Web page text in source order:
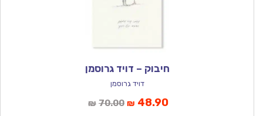
חיבוק – דויד גרוסמן
דויד גרוסמן
₪ 70.00המחיר
₪ 48.90המחיר